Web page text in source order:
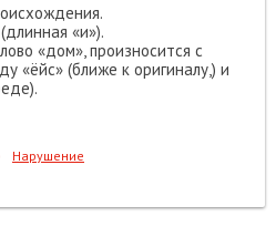
«и»).
«дом», произносится с
«ёйс» (ближе к оригиналу,) и
Нарушение